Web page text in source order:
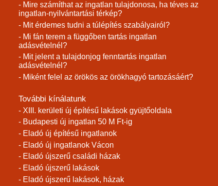
- Mire számíthat az ingatlan tulajdonosa, ha téves az
ingatlan-nyilvántartási térkép?
- Mit érdemes tudni a túlépítés szabályairól?
- Mi fán terem a függőben tartás ingatlan
adásvételnél?
- Mit jelent a tulajdonjog fenntartás ingatlan
adásvételnél?
- Miként felel az örökös az örökhagyó tartozásáért?
További kínálatunk
- XIII. kerületi új építésű lakások gyüjtőoldala
- Budapesti új ingatlan 50 M Ft-ig
- Eladó új építésű ingatlanok
- Eladó új ingatlanok Vácon
- Eladó újszerű családi házak
- Eladó újszerű lakások
- Eladó újszerű lakások, házak